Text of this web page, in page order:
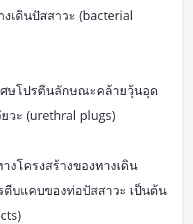
เดินปัสสาวะ (bacterial
ศษโปรตีนลักษณะคล้ายวุ้นอุด
วะ (urethral plugs)
งโครงสร้างของทางเดิน
ตีบแคบของท่อปัสสาวะ เป็นต้น